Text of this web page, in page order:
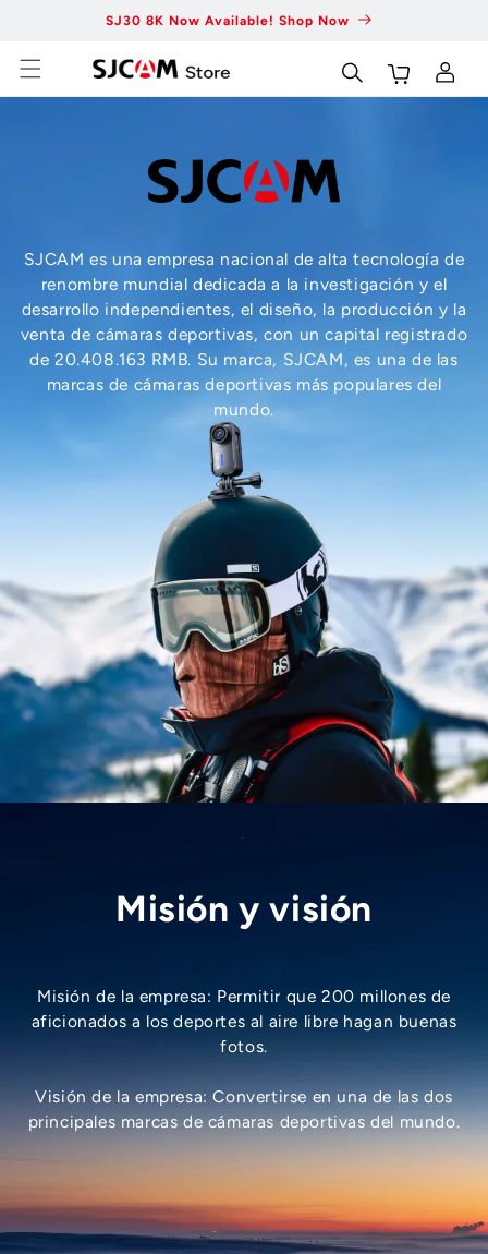
SJ30 8K Now Available! Shop Now
CarritoConectarse
SJCAM es una empresa nacional de alta tecnología de
renombre mundial dedicada a la investigación y el
desarrollo independientes, el diseño, la producción y la
venta de cámaras deportivas, con un capital registrado
de 20.408.163 RMB. Su marca, SJCAM, es una de las
marcas de cámaras deportivas más populares del
mundo.
Misión y visión
Misión de la empresa: Permitir que 200 millones de
aficionados a los deportes al aire libre hagan buenas
fotos.
Visión de la empresa: Convertirse en una de las dos
principales marcas de cámaras deportivas del mundo.